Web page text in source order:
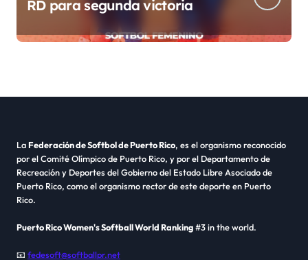
RD para segunda victoria
LaFederación de Softbol de Puerto Rico, es el organismo reconocido
por el Comité Olímpico de Puerto Rico, y por el Departamento de
Recreación y Deportes del Gobierno del Estado Libre Asociado de
Puerto Rico, como el organismo rector de este deporte en Puerto
Rico.
Puerto Rico Women's Softball World Ranking#3 in the world.
📧 fedesoft@softballpr.net